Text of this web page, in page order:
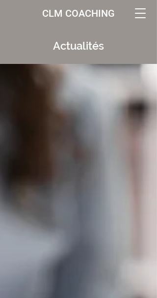
CLM COACHING
Actualités